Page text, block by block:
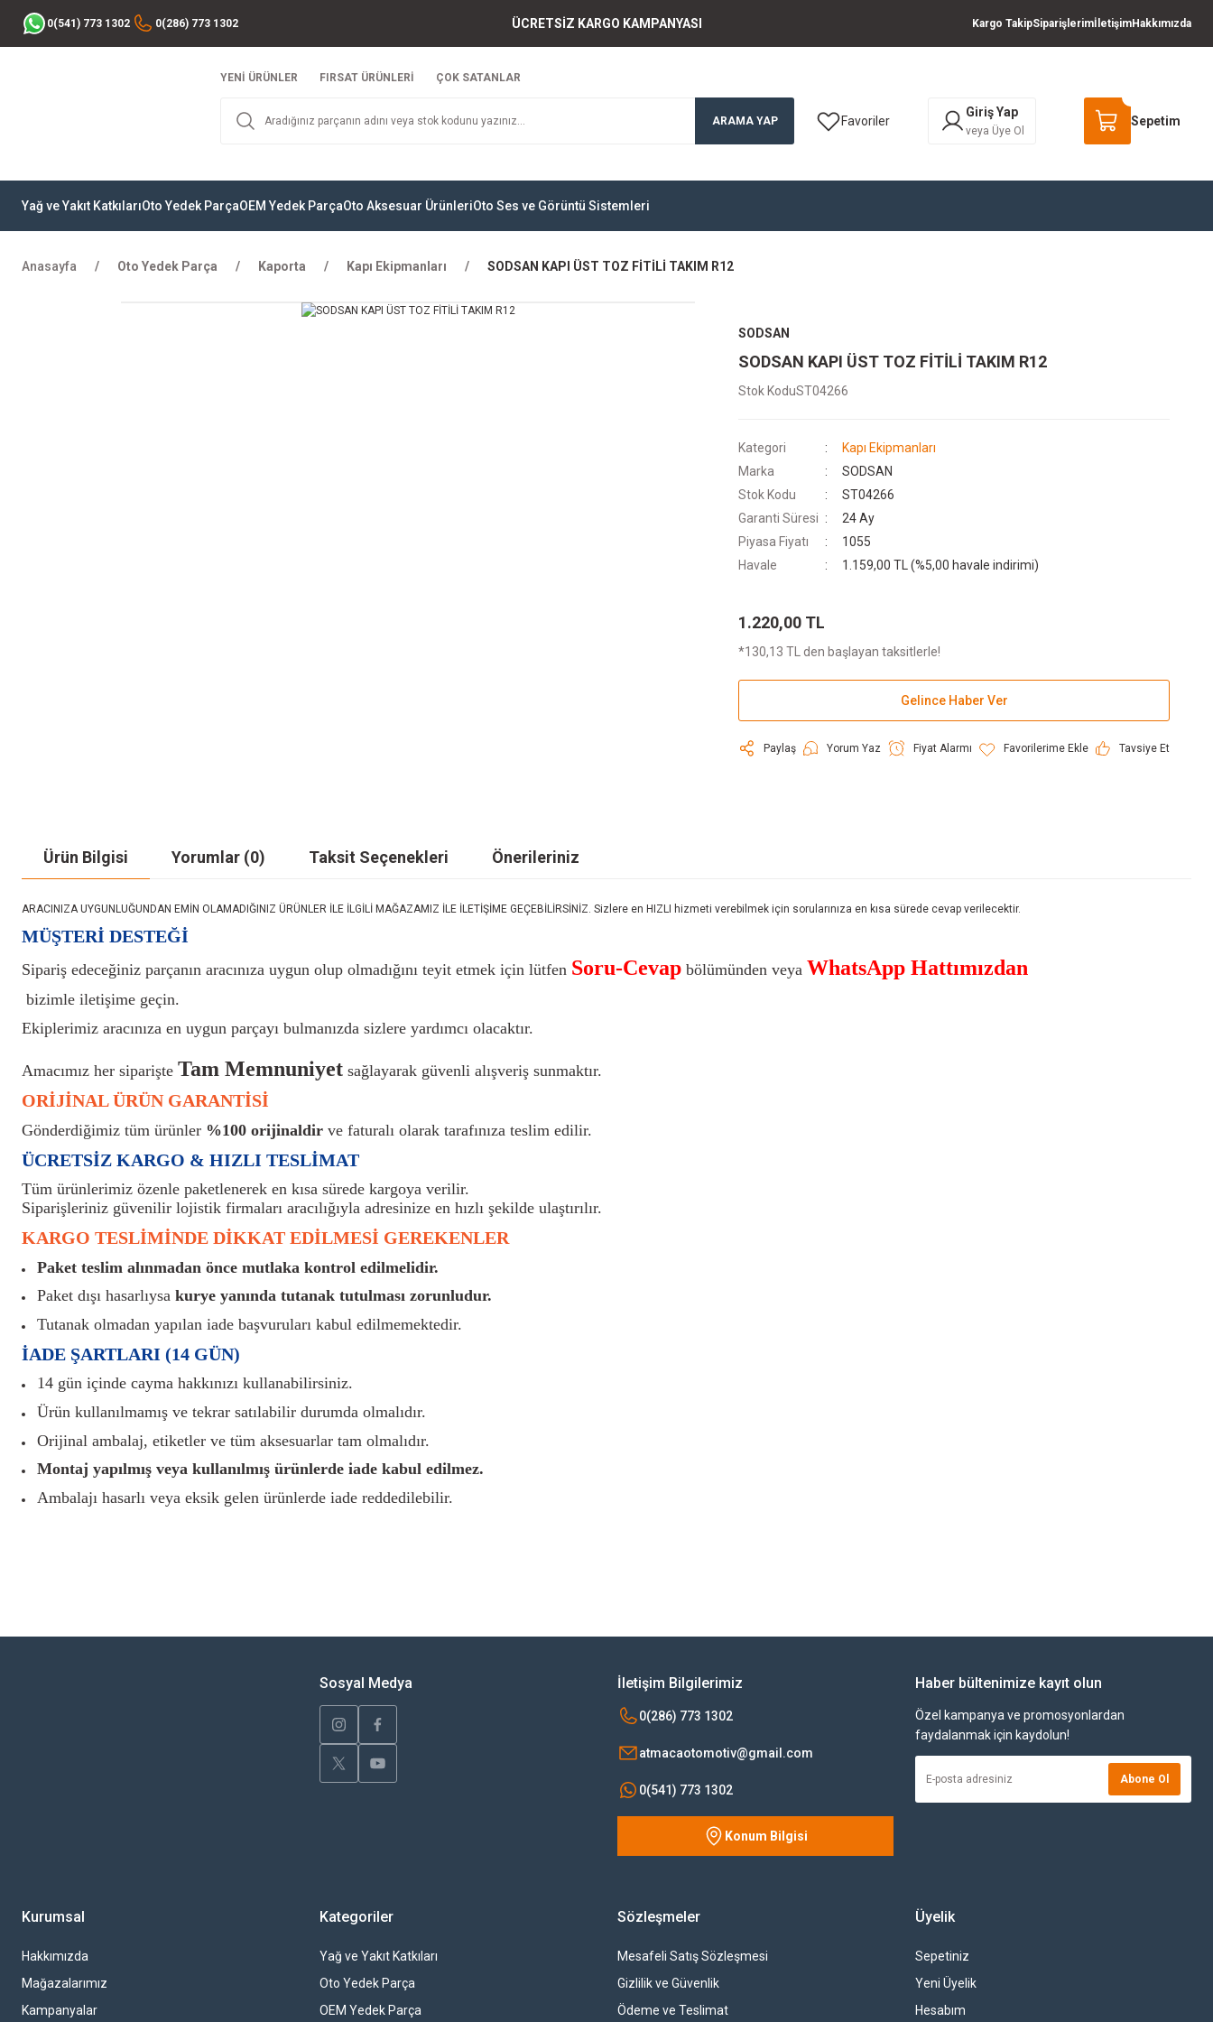
0(541) 773 1302 0(286) 773 1302 ÜCRETSİZ KARGO KAMPANYASI Kargo TakipSiparişlerimİletişimHakkımızda
YENİ ÜRÜNLER FIRSAT ÜRÜNLERİ ÇOK SATANLAR
ARAMA YAP Favoriler
Giriş Yap
veya Üye Ol
Sepetim
Yağ ve Yakıt KatkılarıOto Yedek ParçaOEM Yedek ParçaOto Aksesuar ÜrünleriOto Ses ve Görüntü Sistemleri
Anasayfa Oto Yedek Parça Kaporta Kapı Ekipmanları SODSAN KAPI ÜST TOZ FİTİLİ TAKIM R12
SODSAN
SODSAN KAPI ÜST TOZ FİTİLİ TAKIM R12
Stok KoduST04266
Kategori
Kapı Ekipmanları
Marka
SODSAN
Stok Kodu
ST04266
Garanti Süresi
24 Ay
Piyasa Fiyatı
1055
Havale
1.159,00 TL (%5,00 havale indirimi)
1.220,00 TL
*130,13 TL den başlayan taksitlerle!
Gelince Haber Ver
Paylaş Yorum Yaz Fiyat Alarmı Tavsiye Et
Ürün Bilgisi Yorumlar (0) Taksit Seçenekleri Önerileriniz
ARACINIZA UYGUNLUĞUNDAN EMİN OLAMADIĞINIZ ÜRÜNLER İLE İLGİLİ MAĞAZAMIZ İLE İLETİŞİME GEÇEBİLİRSİNİZ. Sizlere en HIZLI hizmeti verebilmek için sorularınıza en kısa sürede cevap verilecektir.
MÜŞTERİ DESTEĞİ
Sipariş edeceğiniz parçanın aracınıza uygun olup olmadığını teyit etmek için lütfen Soru-Cevap bölümünden veya WhatsApp Hattımızdan
bizimle iletişime geçin.
Ekiplerimiz aracınıza en uygun parçayı bulmanızda sizlere yardımcı olacaktır.
Amacımız her siparişte Tam Memnuniyet sağlayarak güvenli alışveriş sunmaktır.
ORİJİNAL ÜRÜN GARANTİSİ
Gönderdiğimiz tüm ürünler %100 orijinaldir ve faturalı olarak tarafınıza teslim edilir.
ÜCRETSİZ KARGO & HIZLI TESLİMAT
Tüm ürünlerimiz özenle paketlenerek en kısa sürede kargoya verilir.
Siparişleriniz güvenilir lojistik firmaları aracılığıyla adresinize en hızlı şekilde ulaştırılır.
KARGO TESLİMİNDE DİKKAT EDİLMESİ GEREKENLER
Paket teslim alınmadan önce mutlaka kontrol edilmelidir.
Paket dışı hasarlıysa kurye yanında tutanak tutulması zorunludur.
Tutanak olmadan yapılan iade başvuruları kabul edilmemektedir.
İADE ŞARTLARI (14 GÜN)
14 gün içinde cayma hakkınızı kullanabilirsiniz.
Ürün kullanılmamış ve tekrar satılabilir durumda olmalıdır.
Orijinal ambalaj, etiketler ve tüm aksesuarlar tam olmalıdır.
Montaj yapılmış veya kullanılmış ürünlerde iade kabul edilmez.
Ambalajı hasarlı veya eksik gelen ürünlerde iade reddedilebilir.
Gönder
Sosyal Medya İletişim Bilgilerimiz
0(286) 773 1302
atmacaotomotiv@gmail.com
0(541) 773 1302
Konum Bilgisi
Haber bültenimize kayıt olun
Özel kampanya ve promosyonlardan
faydalanmak için kaydolun!
Abone Ol
Kurumsal
Hakkımızda
Mağazalarımız
Kampanyalar
Kategoriler
Yağ ve Yakıt Katkıları
Oto Yedek Parça
OEM Yedek Parça
Sözleşmeler
Mesafeli Satış Sözleşmesi
Gizlilik ve Güvenlik
Ödeme ve Teslimat
Üyelik
Sepetiniz
Yeni Üyelik
Hesabım